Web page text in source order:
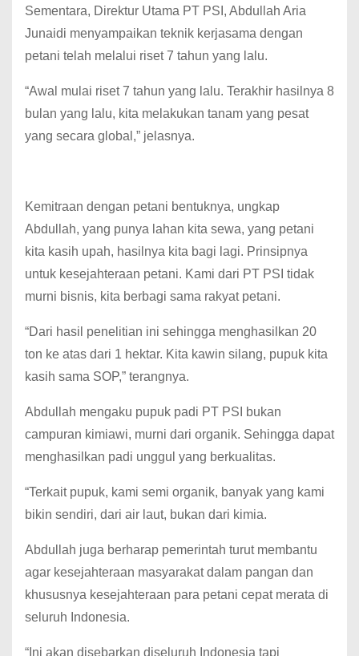
Sementara, Direktur Utama PT PSI, Abdullah Aria
Junaidi menyampaikan teknik kerjasama dengan
petani telah melalui riset 7 tahun yang lalu.
“Awal mulai riset 7 tahun yang lalu. Terakhir hasilnya 8
bulan yang lalu, kita melakukan tanam yang pesat
yang secara global,” jelasnya.
Kemitraan dengan petani bentuknya, ungkap
Abdullah, yang punya lahan kita sewa, yang petani
kita kasih upah, hasilnya kita bagi lagi. Prinsipnya
untuk kesejahteraan petani. Kami dari PT PSI tidak
murni bisnis, kita berbagi sama rakyat petani.
“Dari hasil penelitian ini sehingga menghasilkan 20
ton ke atas dari 1 hektar. Kita kawin silang, pupuk kita
kasih sama SOP,” terangnya.
Abdullah mengaku pupuk padi PT PSI bukan
campuran kimiawi, murni dari organik. Sehingga dapat
menghasilkan padi unggul yang berkualitas.
“Terkait pupuk, kami semi organik, banyak yang kami
bikin sendiri, dari air laut, bukan dari kimia.
Abdullah juga berharap pemerintah turut membantu
agar kesejahteraan masyarakat dalam pangan dan
khususnya kesejahteraan para petani cepat merata di
seluruh Indonesia.
“Ini akan disebarkan diseluruh Indonesia tapi